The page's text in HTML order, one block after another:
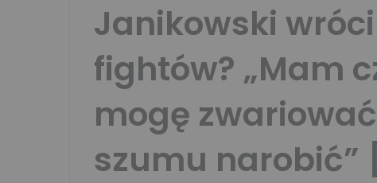
Janikowski
fightów? „Mam
mogę
szumu narobić”